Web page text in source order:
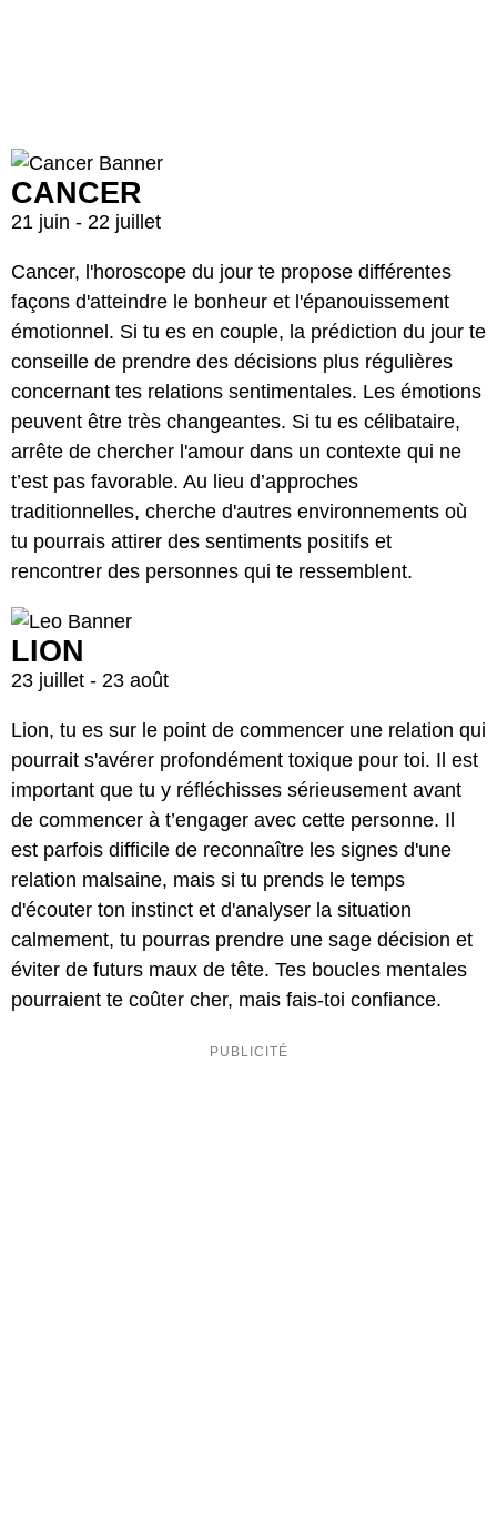
CANCER
21 juin - 22 juillet
Cancer, l'horoscope du jour te propose différentes
façons d'atteindre le bonheur et l'épanouissement
émotionnel. Si tu es en couple, la prédiction du jour te
conseille de prendre des décisions plus régulières
concernant tes relations sentimentales. Les émotions
peuvent être très changeantes. Si tu es célibataire,
arrête de chercher l'amour dans un contexte qui ne
t’est pas favorable. Au lieu d’approches
traditionnelles, cherche d'autres environnements où
tu pourrais attirer des sentiments positifs et
rencontrer des personnes qui te ressemblent.
LION
23 juillet - 23 août
Lion, tu es sur le point de commencer une relation qui
pourrait s'avérer profondément toxique pour toi. Il est
important que tu y réfléchisses sérieusement avant
de commencer à t’engager avec cette personne. Il
est parfois difficile de reconnaître les signes d'une
relation malsaine, mais si tu prends le temps
d'écouter ton instinct et d'analyser la situation
calmement, tu pourras prendre une sage décision et
éviter de futurs maux de tête. Tes boucles mentales
pourraient te coûter cher, mais fais-toi confiance.